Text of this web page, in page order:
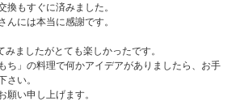
換もすぐに済みました。
には本当に感謝です。
ましたがとても楽しかったです。
」の料理で何かアイデアがありましたら、お手
さい。
い申し上げます。